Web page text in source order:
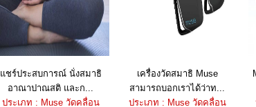
แชร์ประสบการณ์ นั่งสมาธิ
อาณาปาณสติ และก...
ประเภท : Muse วัดคลื่อน
เครื่องวัดสมาธิ Muse
สามารถบอกเราได้ว่าท...
ประเภท : Muse วัดคลื่อน